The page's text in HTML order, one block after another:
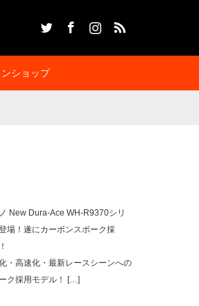
ショップ
New Dura-Ace WH-R9370シリ
場！遂にカーボンスポーク採
・高速化・最新レースシーンへの
ク採用モデル！
[…]